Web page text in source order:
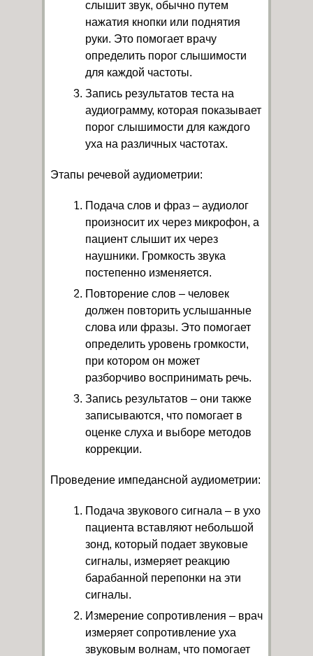
слышит звук, обычно путем
нажатия кнопки или поднятия
руки. Это помогает врачу
определить порог слышимости
для каждой частоты.
Запись результатов теста на
аудиограмму, которая показывает
порог слышимости для каждого
уха на различных частотах.
Этапы речевой аудиометрии:
Подача слов и фраз – аудиолог
произносит их через микрофон, а
пациент слышит их через
наушники. Громкость звука
постепенно изменяется.
Повторение слов – человек
должен повторить услышанные
слова или фразы. Это помогает
определить уровень громкости,
при котором он может
разборчиво воспринимать речь.
Запись результатов – они также
записываются, что помогает в
оценке слуха и выборе методов
коррекции.
Проведение импедансной аудиометрии:
Подача звукового сигнала – в ухо
пациента вставляют небольшой
зонд, который подает звуковые
сигналы, измеряет реакцию
барабанной перепонки на эти
сигналы.
Измерение сопротивления – врач
измеряет сопротивление уха
звуковым волнам, что помогает